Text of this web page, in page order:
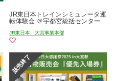
JR東日本トレインシミュレータ運
転体験会 ＠宇都宮統括センター
JR東日本 大宮事業本部